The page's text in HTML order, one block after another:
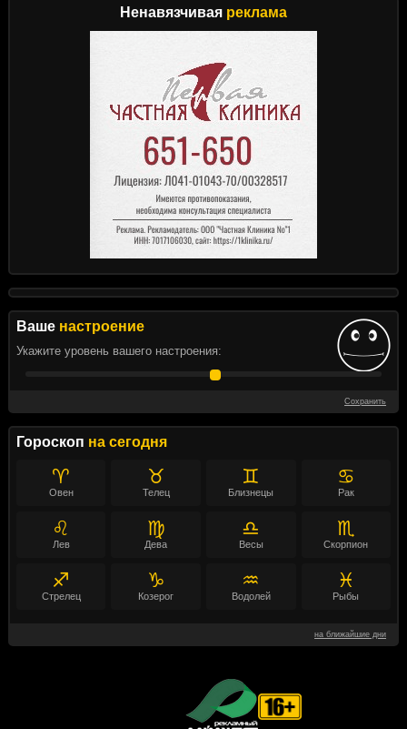
Ненавязчивая реклама
Ваше настроение
Укажите уровень вашего настроения:
Сохранить
Гороскоп на сегодня
♈
Овен
♉
Телец
♊
Близнецы
♋
Рак
♌
Лев
♍
Дева
♎
Весы
♏
Скорпион
♐
Стрелец
♑
Козерог
♒
Водолей
♓
Рыбы
на ближайшие дни